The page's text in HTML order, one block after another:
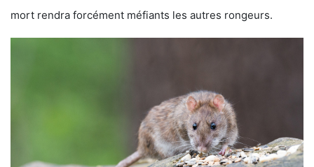
mort rendra forcément méfiants les autres rongeurs.